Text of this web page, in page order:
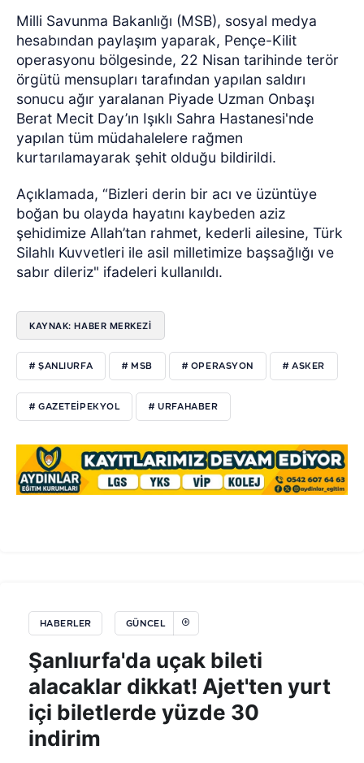
Milli Savunma Bakanlığı (MSB), sosyal medya
hesabından paylaşım yaparak, Pençe-Kilit
operasyonu bölgesinde, 22 Nisan tarihinde terör
örgütü mensupları tarafından yapılan saldırı
sonucu ağır yaralanan Piyade Uzman Onbaşı
Berat Mecit Day’ın Işıklı Sahra Hastanesi'nde
yapılan tüm müdahalelere rağmen
kurtarılamayarak şehit olduğu bildirildi.
Açıklamada, “Bizleri derin bir acı ve üzüntüye
boğan bu olayda hayatını kaybeden aziz
şehidimize Allah’tan rahmet, kederli ailesine, Türk
Silahlı Kuvvetleri ile asil milletimize başsağlığı ve
sabır dileriz" ifadeleri kullanıldı.
KAYNAK: HABER MERKEZİ
# ŞANLIURFA # MSB # OPERASYON # ASKER
# GAZETEİPEKYOL # URFAHABER
HABERLER GÜNCEL
Şanlıurfa'da uçak bileti
alacaklar dikkat! Ajet'ten yurt
içi biletlerde yüzde 30
indirim